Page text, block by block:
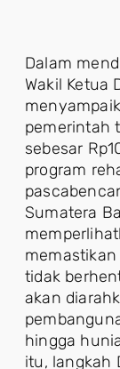
Dalam
Wakil Ketua
pemerintah
sebesar
program
Sumatera
tidak
akan
hingga
itu, langkah